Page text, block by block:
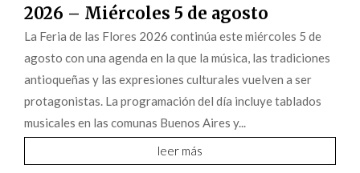
2026 – Miércoles 5 de agosto
La Feria de las Flores 2026 continúa este miércoles 5 de
agosto con una agenda en la que la música, las tradiciones
antioqueñas y las expresiones culturales vuelven a ser
protagonistas. La programación del día incluye tablados
musicales en las comunas Buenos Aires y...
leer más